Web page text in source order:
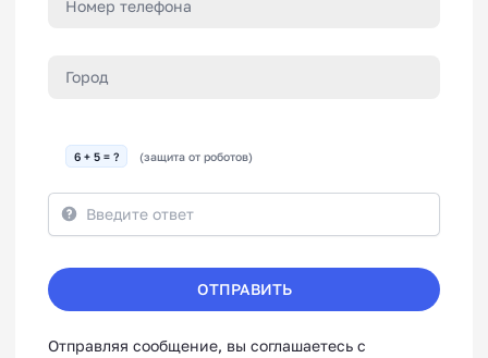
6 + 5 = ? (защита от роботов)
ОТПРАВИТЬ
Отправляя сообщение, вы соглашаетесь с